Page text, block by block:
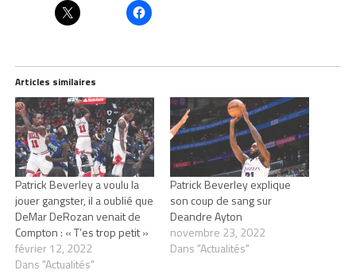
Articles similaires
Patrick Beverley a voulu la
jouer gangster, il a oublié que
DeMar DeRozan venait de
Compton : « T’es trop petit »
février 12, 2022
Dans "Actualités"
Patrick Beverley explique
son coup de sang sur
Deandre Ayton
novembre 23, 2022
Dans "Actualités"